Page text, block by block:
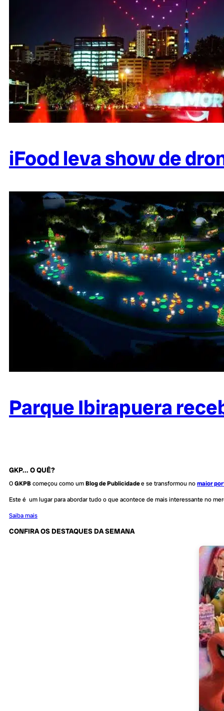
iFood leva show de
Parque Ibirapuera
GKP... O QUÊ?
OGKPBcomeçou como umBlog de Publicidadee se transformou nomaior
Este é um lugar para abordar tudo o que acontece de mais interessante no
Saiba mais
CONFIRA OS DESTAQUES DA SEMANA